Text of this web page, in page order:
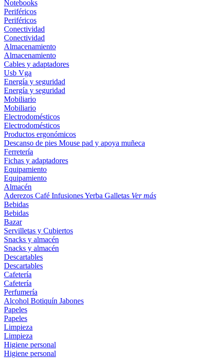
Notebooks
Periféricos
Periféricos
Conectividad
Conectividad
Almacenamiento
Almacenamiento
Cables y adaptadores
Usb Vga
Energía y seguridad
Energía y seguridad
Mobiliario
Mobiliario
Electrodomésticos
Electrodomésticos
Productos ergonómicos
Descanso de pies Mouse pad y apoya muñeca
Ferretería
Fichas y adaptadores
Equipamiento
Equipamiento
Almacén
Aderezos Café InfusionesYerba Galletas Ver más
Bebidas
Bebidas
Bazar
Servilletas y Cubiertos
Snacks y almacén
Snacks y almacén
Descartables
Descartables
Cafetería
Cafetería
Perfumería
Alcohol Botiquín Jabones
Papeles
Papeles
Limpieza
Limpieza
Higiene personal
Higiene personal